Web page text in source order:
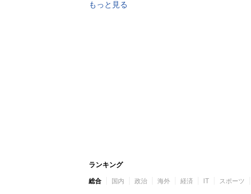
もっと見る
ランキング
総合 国内 政治 海外 経済 IT スポーツ